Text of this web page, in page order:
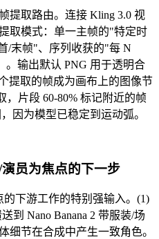
提取路由。连接 Kling 3.0 视
取模式：单一主帧的"特定时
/末帧"、序列收获的"每 N
。输出默认 PNG 用于透明合
提取的帧成为画布上的图像节
，片段 60-80% 标记附近的帧
因为模型已稳定到运动弧。
员为焦点的下一步
下游工作的特别强输入。(1)
到 Nano Banana 2 带服装/场
节在合成中产生一致角色。